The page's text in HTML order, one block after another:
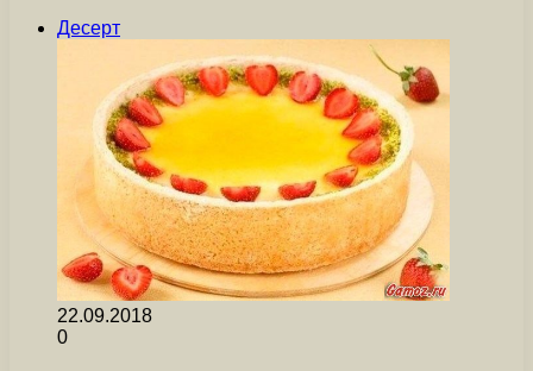
Десерт
22.09.2018
0